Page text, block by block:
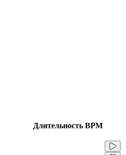
Длительность BPM